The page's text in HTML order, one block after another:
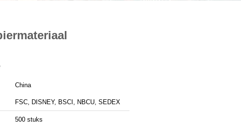
China
FSC, DISNEY, BSCI, NBCU, SEDEX
500 stuks